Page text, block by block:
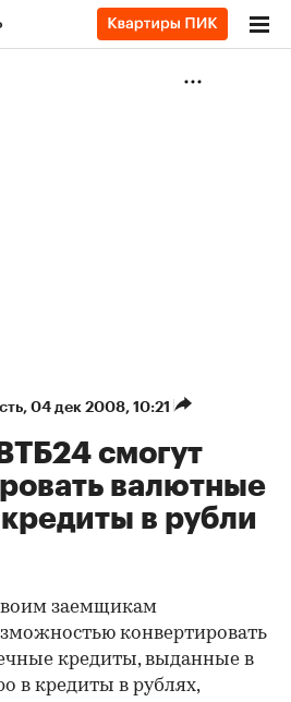
⁠, 04 дек 2008, 10:21
смогут
валютные
в рубли
заемщикам
конвертировать
кредиты, выданные в
в кредиты в рублях,